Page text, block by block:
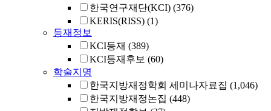
한국연구재단(KCI) (376)
KERIS(RISS) (1)
등재정보
KCI등재 (389)
KCI등재후보 (60)
학술지명
한국지방재정학회 세미나자료집 (1,046)
한국지방재정논집 (448)